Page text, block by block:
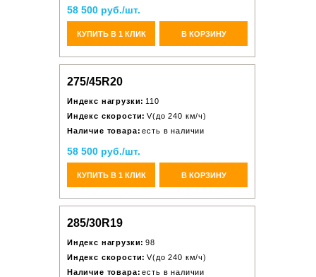
58 500 руб./шт.
КУПИТЬ В 1 КЛИК В КОРЗИНУ
275/45R20
Индекс нагрузки: 110
Индекс скорости: V(до 240 км/ч)
Наличие товара: есть в наличии
58 500 руб./шт.
КУПИТЬ В 1 КЛИК В КОРЗИНУ
285/30R19
Индекс нагрузки: 98
Индекс скорости: V(до 240 км/ч)
Наличие товара: есть в наличии